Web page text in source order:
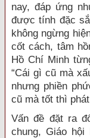
nay, đáp ứng
được tính đặc
không ngừng
cốt cách, tâm
Hồ Chí Minh
“Cái gì cũ mà
nhưng phiền
cũ mà tốt thì
Vấn đề đặt ra
chung, Giáo